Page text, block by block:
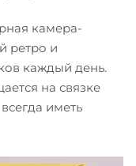
камера-
ретро и
каждый день.
на связке
иметь